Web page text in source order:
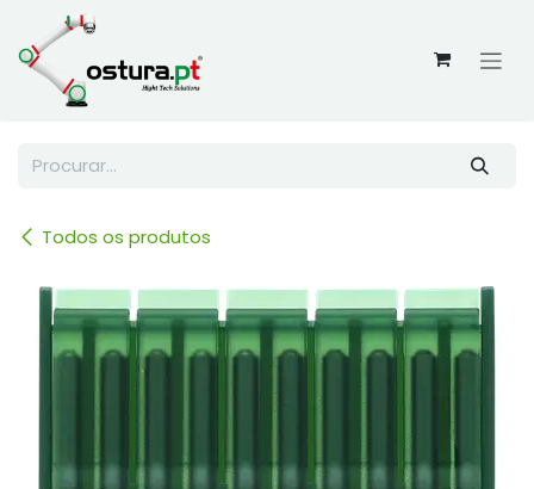
Skip to Content
Todos os produtos